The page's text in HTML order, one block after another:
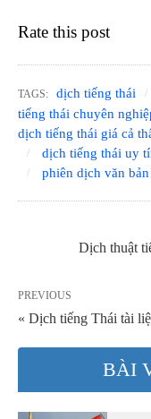
Rate this post
TAGS: dịch tiếng thái
tiếng thái chuyên
dịch tiếng thái giá cả
dịch tiếng thái uy
phiên dịch văn
Dịch thuật
PREVIOUS
« Dịch tiếng Thái tài
BÀI